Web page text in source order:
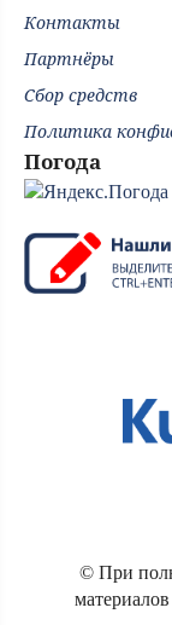
Контакты
Партнёры
Сбор средств
Политика
Погода
© При